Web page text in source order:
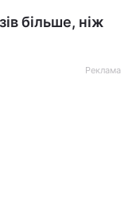
більше, ніж
Реклама